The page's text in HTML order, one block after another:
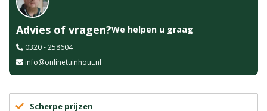
Advies of vragen?We helpen u graag
0320 - 258604
info@onlinetuinhout.nl
Scherpe prijzen